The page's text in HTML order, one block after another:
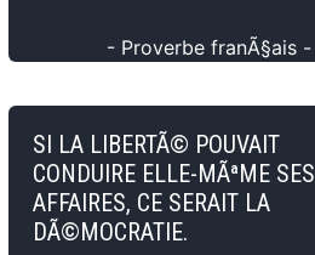
- Proverbe franÃ§ais -
SI LA LIBERTÃ© POUVAIT
CONDUIRE ELLE-MÃªME SES
AFFAIRES, CE SERAIT LA
DÃ©MOCRATIE.